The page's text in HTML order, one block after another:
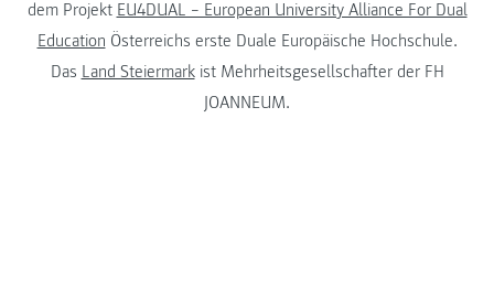
dem Projekt EU4DUAL – European University Alliance For Dual
Education Österreichs erste Duale Europäische Hochschule.
Das Land Steiermarkist Mehrheitsgesellschafter der FH
JOANNEUM.